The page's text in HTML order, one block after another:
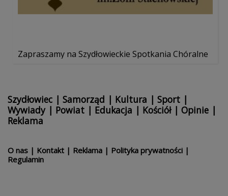
Zapraszamy na Szydłowieckie Spotkania Chóralne
Szydłowiec | Samorząd | Kultura | Sport |
Wywiady| Powiat | Edukacja | Kościół| Opinie |
Reklama
O nas | Kontakt | Reklama | Polityka prywatności |
Regulamin